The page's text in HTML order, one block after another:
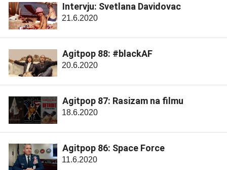
Intervju: Svetlana Davidovac
21.6.2020
Agitpop 88: #blackAF
20.6.2020
Agitpop 87: Rasizam na filmu
18.6.2020
Agitpop 86: Space Force
11.6.2020